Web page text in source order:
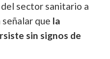
sector sanitario a
que la
sin signos de